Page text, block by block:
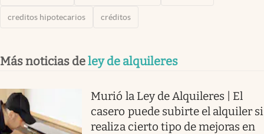
creditos hipotecarios créditos
Más noticias deley de alquileres
Murió la Ley de Alquileres | El
casero puede subirte el alquiler si
realiza cierto tipo de mejoras en